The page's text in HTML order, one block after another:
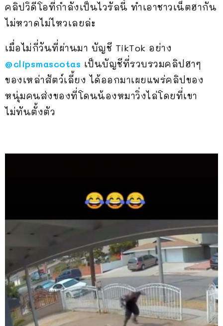
คลิปวิดีโอที่กำลังเป็นไวรัลนี้ ทำเอาชาวเน็ตฮากัน
ไม่หวาดไม่ไหวเลยล่ะ
เมื่อไม่กี่วันที่ผ่านมา บัญชี TikTok อย่าง
@clipsmascotas เป็นบัญชีที่รวบรวมคลิปฮาๆ
ของเหล่าสัตว์เลี้ยง ได้ออกมาเผยแพร่คลิปของ
หนุ่มคนส่งของที่โดนน้องหมาวิ่งไล่โดยที่เขา
ไม่ทันตั้งตัว